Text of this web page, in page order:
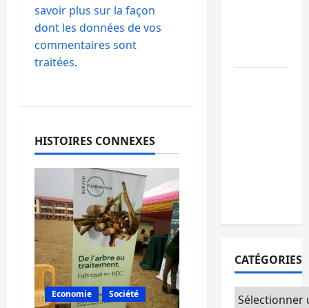
savoir plus sur la façon
dont les données de vos
commentaires sont
traitées.
HISTOIRES CONNEXES
Economie Société
CATÉGORIES
Catégories